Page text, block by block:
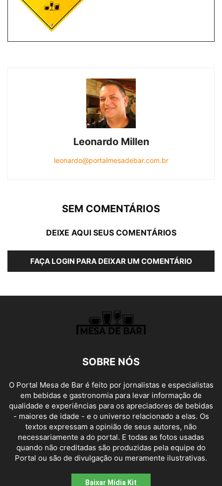
Leonardo Millen
leonardo@portalmesadebar.com.br
SEM COMENTÁRIOS
DEIXE AQUI SEUS COMENTÁRIOS
FAÇA LOGIN PARA DEIXAR UM COMENTÁRIO
SOBRE NÓS
O Portal Mesa de Bar é feito por jornalistas e especialistas
em bebidas e gastronomia para levar informação de
qualidade e experiências para os apreciadores de bebidas
- maiores de idade - e o universo relacionado a elas. Os
textos expressam a opinião de seus autores, não
necessariamente a do portal. E todas as fotos usadas
quando não creditadas são produzidas pela equipe do
Portal ou são de divulgação ou meramente ilustrativas.
Baixar Mídia Kit